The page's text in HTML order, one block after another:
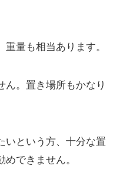
量も相当あります。
ん。置き場所もかなり
いという方、十分な置
できません。